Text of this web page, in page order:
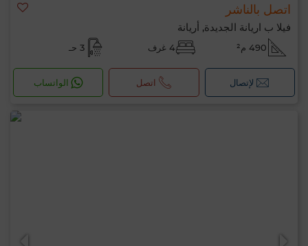
اتصل بالناشر
فيلا ب اريانة الجديدة, أريانة
490 م² 4 غرف 3 حـ
لإتصال اتصل الواتساب